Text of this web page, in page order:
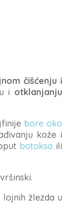
čišćenju i
i otklanjanju
bore oko
kože i
botoksa ili
žlezda u